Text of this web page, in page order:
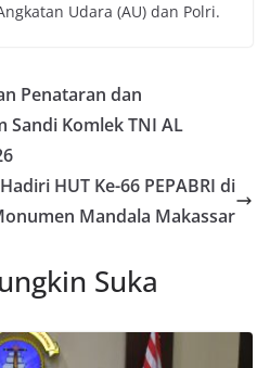
Udara (AU) dan Polri.
Penataran dan
Sandi Komlek TNI AL
HUT Ke-66 PEPABRI di
Mandala Makassar
Suka